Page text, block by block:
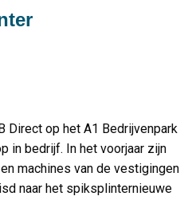
Direct op het A1 Bedrijvenpark
in bedrijf. In het voorjaar zijn
machines van de vestigingen
naar het spiksplinternieuwe